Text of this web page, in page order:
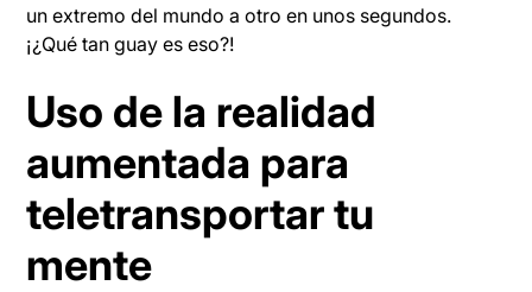
un extremo del mundo a otro en unos segundos.
¡¿Qué tan guay es eso?!
Uso de la realidad
aumentada para
teletransportar tu
mente